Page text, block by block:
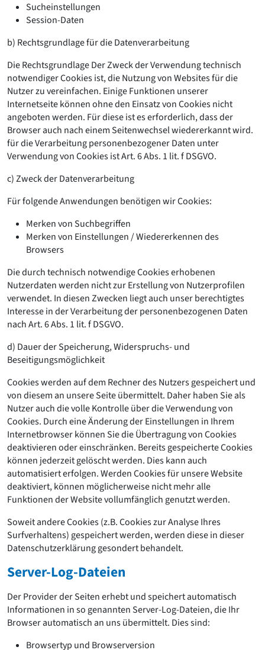
Sucheinstellungen
Session-Daten
b) Rechtsgrundlage für die Datenverarbeitung
Die Rechtsgrundlage Der Zweck der Verwendung technisch
notwendiger Cookies ist, die Nutzung von Websites für die
Nutzer zu vereinfachen. Einige Funktionen unserer
Internetseite können ohne den Einsatz von Cookies nicht
angeboten werden. Für diese ist es erforderlich, dass der
Browser auch nach einem Seitenwechsel wiedererkannt wird.
für die Verarbeitung personenbezogener Daten unter
Verwendung von Cookies ist Art. 6 Abs. 1 lit. f DSGVO.
c) Zweck der Datenverarbeitung
Für folgende Anwendungen benötigen wir Cookies:
Merken von Suchbegriffen
Merken von Einstellungen / Wiedererkennen des
Browsers
Die durch technisch notwendige Cookies erhobenen
Nutzerdaten werden nicht zur Erstellung von Nutzerprofilen
verwendet. In diesen Zwecken liegt auch unser berechtigtes
Interesse in der Verarbeitung der personenbezogenen Daten
nach Art. 6 Abs. 1 lit. f DSGVO.
d) Dauer der Speicherung, Widerspruchs- und
Beseitigungsmöglichkeit
Cookies werden auf dem Rechner des Nutzers gespeichert und
von diesem an unsere Seite übermittelt. Daher haben Sie als
Nutzer auch die volle Kontrolle über die Verwendung von
Cookies. Durch eine Änderung der Einstellungen in Ihrem
Internetbrowser können Sie die Übertragung von Cookies
deaktivieren oder einschränken. Bereits gespeicherte Cookies
können jederzeit gelöscht werden. Dies kann auch
automatisiert erfolgen. Werden Cookies für unsere Website
deaktiviert, können möglicherweise nicht mehr alle
Funktionen der Website vollumfänglich genutzt werden.
Soweit andere Cookies (z.B. Cookies zur Analyse Ihres
Surfverhaltens) gespeichert werden, werden diese in dieser
Datenschutzerklärung gesondert behandelt.
Server-Log-Dateien
Der Provider der Seiten erhebt und speichert automatisch
Informationen in so genannten Server-Log-Dateien, die Ihr
Browser automatisch an uns übermittelt. Dies sind:
Browsertyp und Browserversion